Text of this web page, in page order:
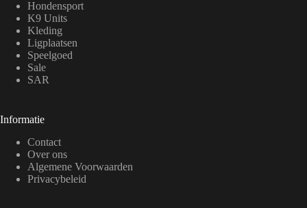
Hondensport
K9 Units
Kleding
Ligplaatsen
Speelgoed
Sale
SAR
Informatie
Contact
Over ons
Algemene Voorwaarden
Privacybeleid